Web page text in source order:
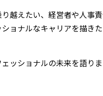
越えたい、経営者や人事責
ョナルなキャリアを描き
ッショナルの未来を語りま